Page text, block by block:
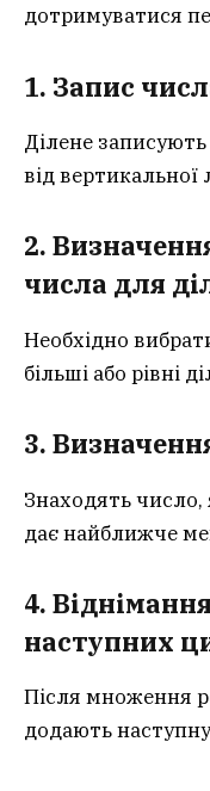
дотримуватися
1. Запис
Ділене
від вертикальної
2.
числа для
Необхідно
більші або рівні
3.
Знаходять
дає найближче
4.
наступних
Після множення
додають